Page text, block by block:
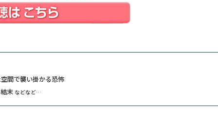
間で襲い掛かる恐怖
末 などなど…